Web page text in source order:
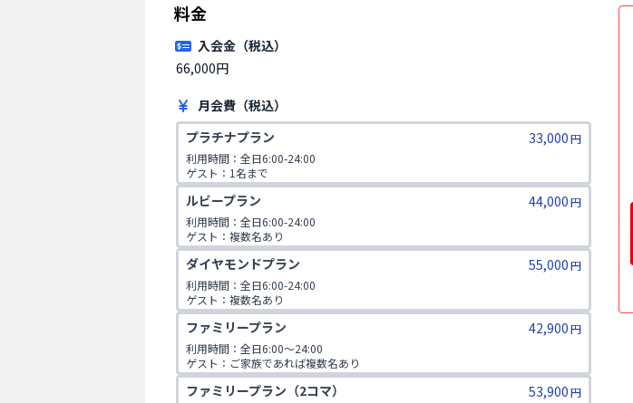
料金
入会金（税込）
66,000円
月会費（税込）
プラチナプラン
33,000円
利用時間：全日6:00-24:00
ゲスト：1名まで
ルビープラン 44,000円
利用時間：全日6:00-24:00
ゲスト：複数名あり
1日2コマ予約可
ダイヤモンドプラン 55,000円
利用時間：全日6:00-24:00
ゲスト：複数名あり
1日3コマ予約可
ファミリープラン 42,900円
利用時間：全日6:00〜24:00
ゲスト：ご家族であれば複数名あり
※ご入会時にご家族名の登録をお願いしております。二親等までのご家族が対象
です。
ファミリープラン（2コマ） 53,900円